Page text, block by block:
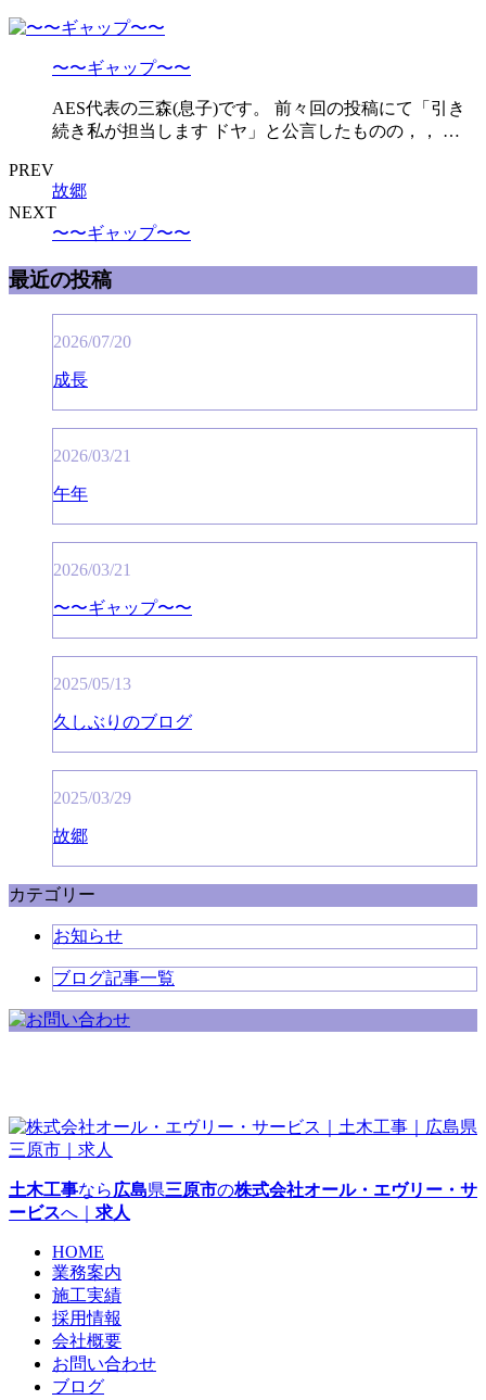
〜〜ギャップ〜〜
AES代表の三森(息子)です。 前々回の投稿にて「引き
続き私が担当します ドヤ」と公言したものの，， …
PREV
故郷
NEXT
〜〜ギャップ〜〜
最近の投稿
2026/07/20
成長
2026/03/21
午年
2026/03/21
〜〜ギャップ〜〜
2025/05/13
久しぶりのブログ
2025/03/29
故郷
カテゴリー
お知らせ
ブログ記事一覧
土木工事なら広島県三原市の株式会社オール・エヴリー・サ
ービスへ｜ 求人
HOME
業務案内
施工実績
採用情報
会社概要
お問い合わせ
ブログ